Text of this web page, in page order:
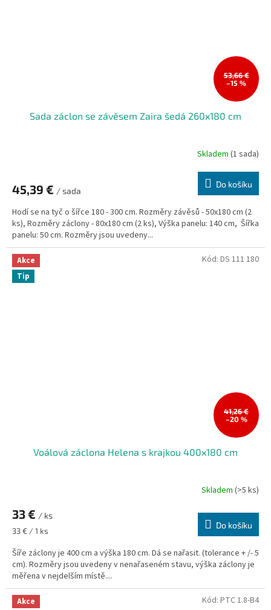
53,66 €
–15 %
Sada záclon se závěsem Zaira šedá 260x180 cm
Skladem (1 sada)
45,39 € / sada
Do košíku
Hodí se na tyč o šířce 180 - 300 cm. Rozměry závěsů - 50x180 cm (2
ks), Rozměry záclony - 80x180 cm (2 ks), Výška panelu: 140 cm, Šířka
panelu: 50 cm. Rozměry jsou uvedeny...
Akce
Tip
41,26 €
–20 %
Voálová záclona Helena s krajkou 400x180 cm
Skladem (>5 ks)
33 € / ks
Měrná
33 € / 1 ks
Do košíku
Šíře záclony je 400 cm a výška 180 cm. Dá se nařasit. (tolerance + /- 5
cm). Rozměry jsou uvedeny v nenařaseném stavu, výška záclony je
měřena v nejdelším místě....
Kód: DS 111 180
Akce
Kód: PTC 1.8-B4